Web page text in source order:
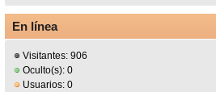
En línea
Visitantes: 906
Oculto(s): 0
Usuarios: 0